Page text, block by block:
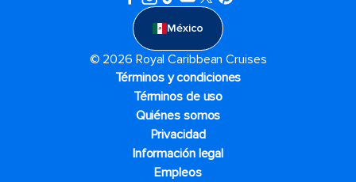
México
© 2026 Royal Caribbean Cruises
Términos y condiciones
Términos de uso
Quiénes somos
Privacidad
Información legal
Empleos